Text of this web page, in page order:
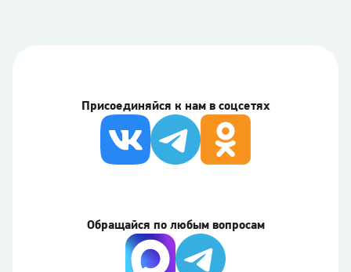
Присоединяйся к нам в соцсетях
Обращайся по любым вопросам